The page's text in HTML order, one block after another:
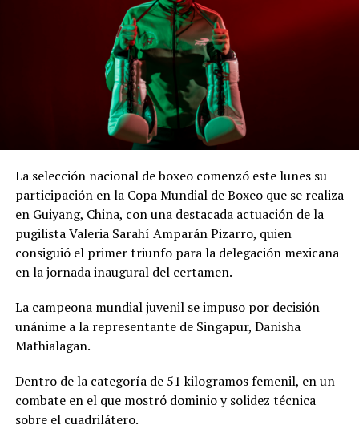
La selección nacional de boxeo comenzó este lunes su
participación en la Copa Mundial de Boxeo que se realiza
en Guiyang, China, con una destacada actuación de la
pugilista Valeria Sarahí Amparán Pizarro, quien
consiguió el primer triunfo para la delegación mexicana
en la jornada inaugural del certamen.
La campeona mundial juvenil se impuso por decisión
unánime a la representante de Singapur, Danisha
Mathialagan.
Dentro de la categoría de 51 kilogramos femenil, en un
combate en el que mostró dominio y solidez técnica
sobre el cuadrilátero.